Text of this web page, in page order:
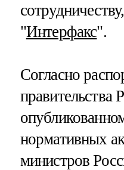
"Интерфакс".
Согласно
правительства
нормативных
министров